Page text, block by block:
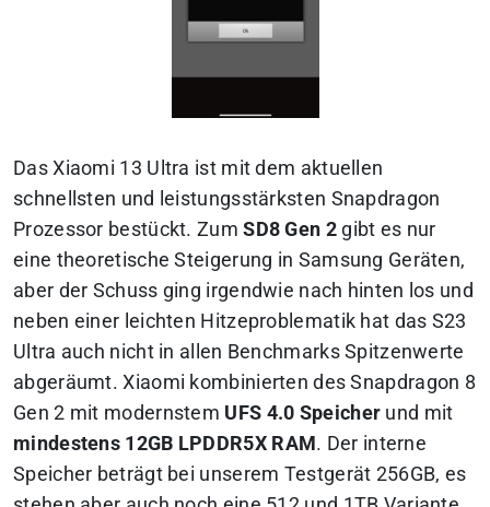
Das Xiaomi 13 Ultra ist mit dem aktuellen
schnellsten und leistungsstärksten Snapdragon
Prozessor bestückt. ZumSD8 Gen 2gibt es nur
eine theoretische Steigerung in Samsung Geräten,
aber der Schuss ging irgendwie nach hinten los und
neben einer leichten Hitzeproblematik hat das S23
Ultra auch nicht in allen Benchmarks Spitzenwerte
abgeräumt. Xiaomi kombinierten des Snapdragon 8
Gen 2 mit modernstem UFS 4.0 Speicher und mit
mindestens 12GB LPDDR5X RAM . Der interne
Speicher beträgt bei unserem Testgerät 256GB, es